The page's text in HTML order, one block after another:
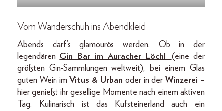
Vom Wanderschuh ins Abendkleid
Abends darf’s glamourös werden. Ob in der
legendären Gin Bar im Auracher Löchl (eine der
größten Gin-Sammlungen weltweit), bei einem Glas
guten Wein im Vitus & Urban oder in derWinzerei –
hier genießt ihr gesellige Momente nach einem aktiven
Tag. Kulinarisch ist das Kufsteinerland auch ein